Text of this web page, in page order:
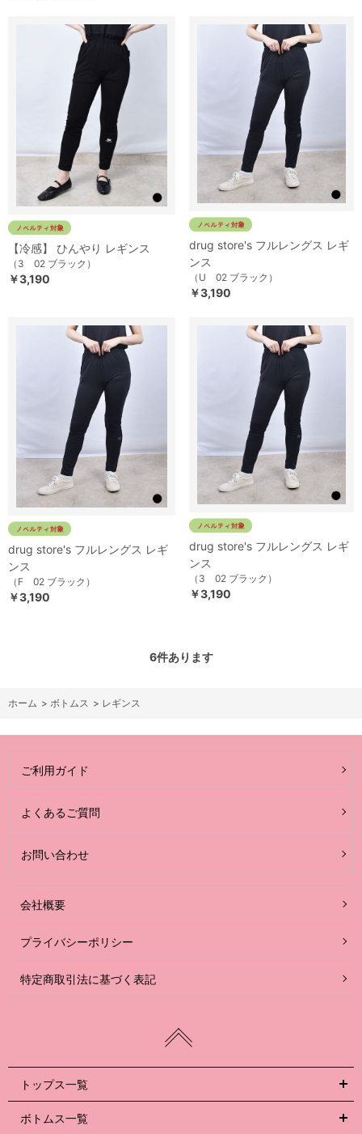
【冷感】 ひんやり レギンス
（3 02 ブラック）
￥3,190
drug store's フルレングス レギ
ンス
（U 02 ブラック）
￥3,190
drug store's フルレングス レギ
ンス
（F 02 ブラック）
￥3,190
drug store's フルレングス レギ
ンス
（3 02 ブラック）
￥3,190
6件あります
ホーム > ボトムス > レギンス
ご利用ガイド
よくあるご質問
お問い合わせ
会社概要
プライバシーポリシー
特定商取引法に基づく表記
トップス一覧
ボトムス一覧